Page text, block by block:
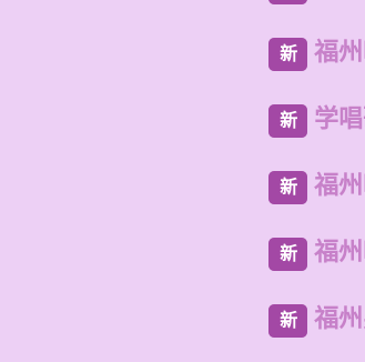
新 福
新 学
新 福
新 福
新 福